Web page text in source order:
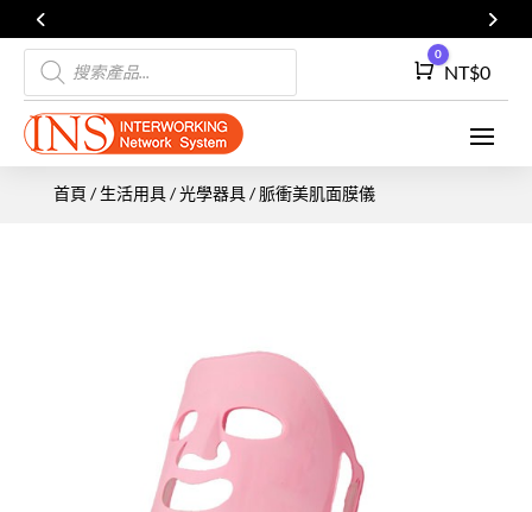
Products
search
Cart
0
NT$0
首頁 /生活用具/光學器具/ 脈衝美肌面膜儀